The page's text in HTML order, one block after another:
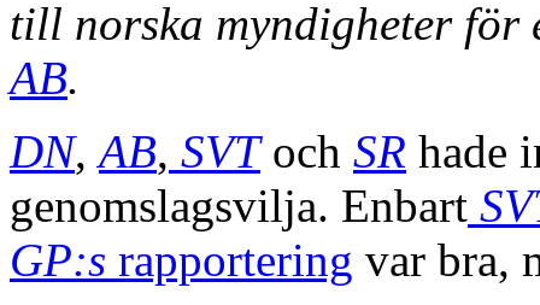
till norska myndigheter för
AB.
DN,AB, SVToch SR hade
genomslagsvilja. Enbart
GP:s rapportering var bra,